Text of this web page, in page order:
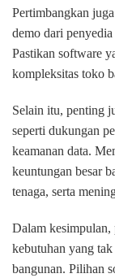
Pertimbangkan
demo dari
Pastikan software
kompleksitas toko
Selain itu, penting
seperti dukungan
keamanan data.
keuntungan besar
tenaga, serta
Dalam kesimpulan,
kebutuhan yang
bangunan. Pilihan